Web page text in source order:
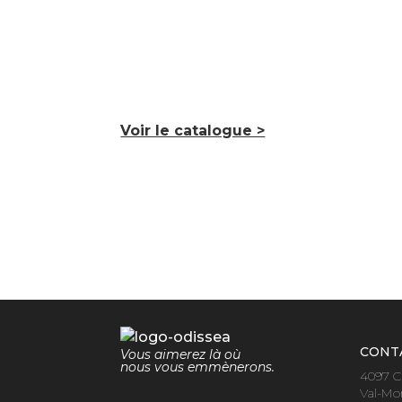
Voir le catalogue >
Vous aimerez là où
nous vous emmènerons.
4097
Val-